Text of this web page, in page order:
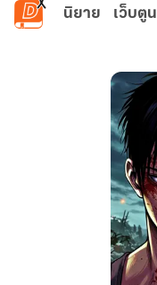
ข้ามไปยังเนื้อหาหลัก
นิยาย เว็บตูน